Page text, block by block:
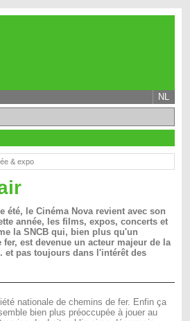
NL
& expo
été, le Cinéma Nova revient avec son
année, les films, expos, concerts et
la SNCB qui, bien plus qu'un
est devenue un acteur majeur de la
pas toujours dans l'intérêt des
nationale de chemins de fer. Enfin ça
bien plus préoccupée à jouer au